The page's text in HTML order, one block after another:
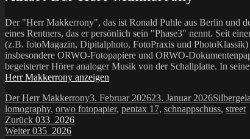
Der "Herr Makkerrony", das ist Ronald Puhle aus Berlin und
eines Rentners, das er persönlich sein "Phase3" nennt. Seit
(z.B. fotoMagazin, Dipitalphoto, FotoPraxis und
insbesondere ORWO-Fotopapiere und ORWO-
begeisterter Hörer analoger Musik von der Schallplatte. In
Herr Makkerrony anzeigen
Autor
Der Herr MakkerronyVeröffentlicht
am
3. Februar 202623. Januar 2026
lomography, orwo fotopapier, pentax 17, schnappschuss, street
Beitragsnavigation
Zurück Vorheriger
Beitrag:
033_2026
Weiter Nächster
035_2026